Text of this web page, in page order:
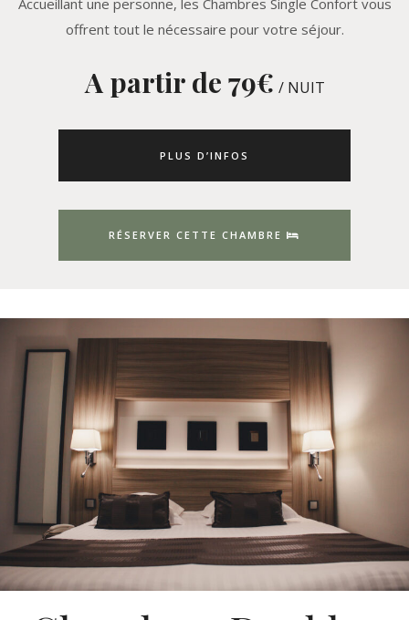
Accueillant une personne, les Chambres Single Confort vous
offrent tout le nécessaire pour votre séjour.
A partir de 79€ / NUIT
PLUS D’INFOS
RÉSERVER CETTE CHAMBRE